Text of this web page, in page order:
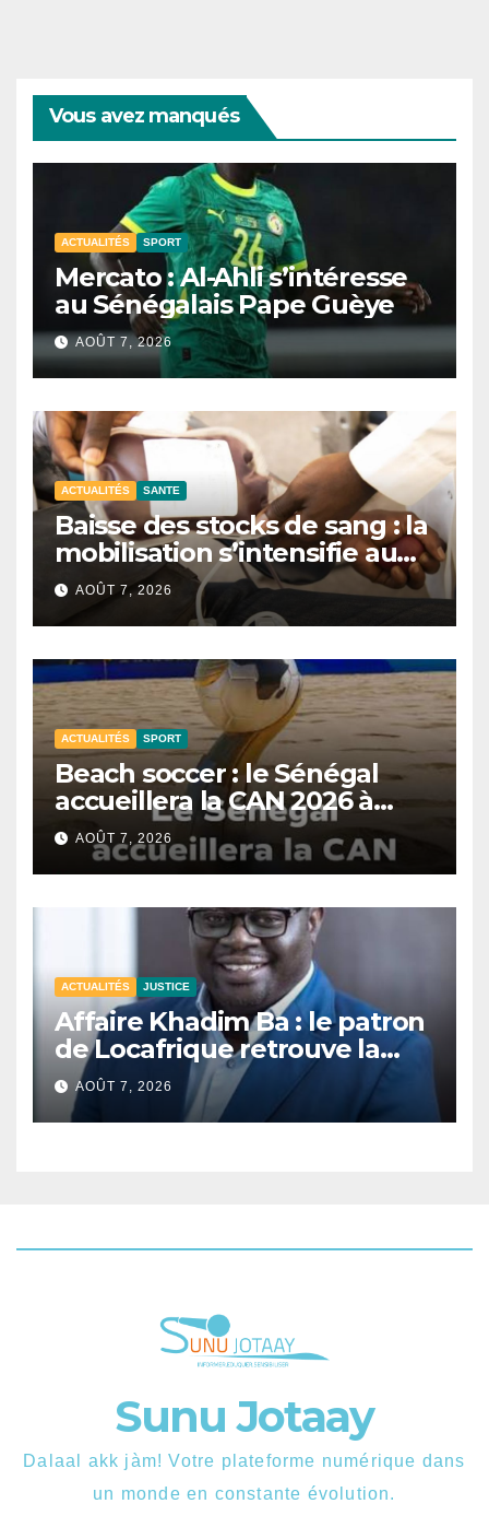
Vous avez manqués
ACTUALITÉS SPORT
Mercato : Al-Ahli s’intéresse
au Sénégalais Pape Guèye
AOÛT 7, 2026
ACTUALITÉS SANTE
Baisse des stocks de sang : la
mobilisation s’intensifie au
CNTS de Dakar.
AOÛT 7, 2026
ACTUALITÉS SPORT
Beach soccer : le Sénégal
accueillera la CAN 2026 à
Dakar.
AOÛT 7, 2026
ACTUALITÉS JUSTICE
Affaire Khadim Ba : le patron
de Locafrique retrouve la
liberté.
AOÛT 7, 2026
Sunu Jotaay
Dalaal akk jàm! Votre plateforme numérique dans
un monde en constante évolution.